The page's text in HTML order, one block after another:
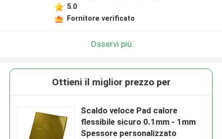
5.0
Fornitore verificato
Osservi più
Ottieni il miglior prezzo per
Scaldo veloce Pad calore
flessibile sicuro 0.1mm - 1mm
Spessore personalizzato